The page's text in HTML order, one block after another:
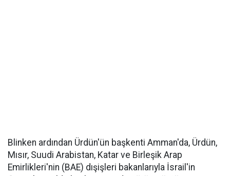
Blinken ardından Ürdün'ün başkenti Amman'da, Ürdün,
Mısır, Suudi Arabistan, Katar ve Birleşik Arap
Emirlikleri'nin (BAE) dışişleri bakanlarıyla İsrail'in